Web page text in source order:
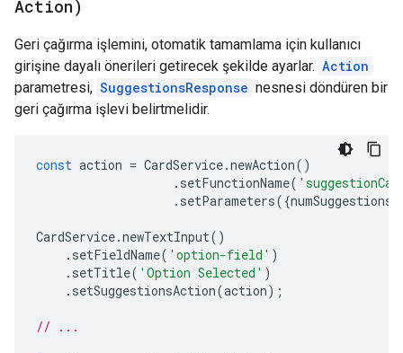
Action)
Geri çağırma işlemini, otomatik tamamlama için kullanıcı
girişine dayalı önerileri getirecek şekilde ayarlar. Action
parametresi, SuggestionsResponse nesnesi döndüren bir
geri çağırma işlevi belirtmelidir.
const action = CardService.newAction()
. setFunctionName(
. setParameters({numSuggestions
CardService.newTextInput()
. setFieldName( 'option-field' )
. setTitle( 'Option Selected' )
. setSuggestionsAction(action);
// ...